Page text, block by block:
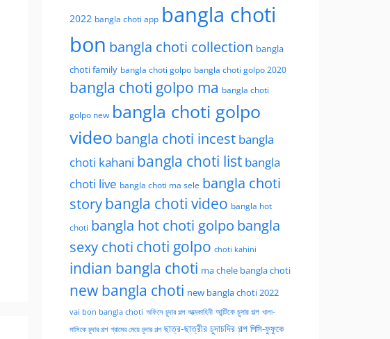
2022 bangla choti app bangla choti
bon bangla choti collection bangla
choti family bangla choti golpo bangla choti golpo 2020
bangla choti golpo ma bangla choti
golpo new bangla choti golpo
video bangla choti incest bangla
choti kahani bangla choti list bangla
choti live bangla choti ma sele bangla choti
storybangla choti video bangla hot
choti bangla hot choti golpo bangla
sexy choti choti golpo choti kahini
indian bangla choti ma chele bangla choti
new bangla choti new bangla choti 2022
vai bon bangla choti অফিসে চুদার গল্প আত্মকাহিনী আন্টিকে চুদার গল্প খালা-
মাসিকে চুদার গল্প গ্রামের মেয়ে চুদার গল্প ছাত্র-ছাত্রীর চুদাচদির গল্প পিসি-ফুফুকে